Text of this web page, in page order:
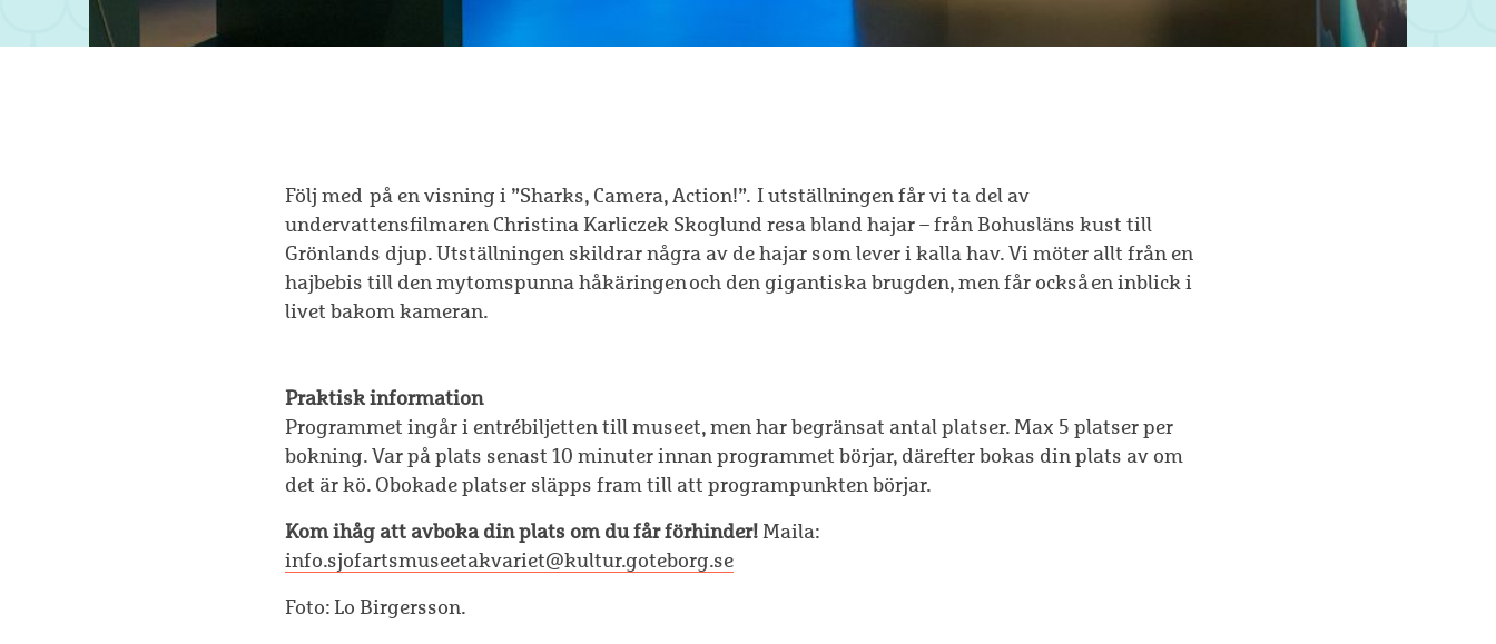
Följ med på en visning i ”Sharks, Camera, Action!”. I utställningen får vi ta del av
undervattensfilmaren Christina Karliczek Skoglund resa bland hajar – från Bohusläns kust till
Grönlands djup. Utställningen skildrar några av de hajar som lever i kalla hav. Vi möter allt från en
hajbebis till den mytomspunna håkäringen och den gigantiska brugden, men får också en inblick i
livet bakom kameran.
Praktisk information
Programmet ingår i entrébiljetten till museet, men har begränsat antal platser. Max 5 platser per
bokning. Var på plats senast 10 minuter innan programmet börjar, därefter bokas din plats av om
det är kö. Obokade platser släpps fram till att programpunkten börjar.
Kom ihåg att avboka din plats om du får förhinder! Maila:
info.sjofartsmuseetakvariet@kultur.goteborg.se
Foto: Lo Birgersson.